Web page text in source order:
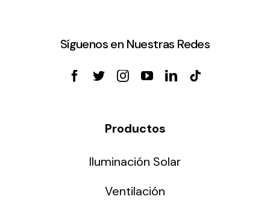
Síguenos en Nuestras Redes
Productos
Iluminación Solar
Ventilación